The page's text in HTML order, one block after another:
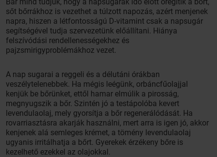
sőt bőrrákhoz is vezethet a túlzott napozás, azért menjenek
napra, hiszen a létfontosságú D-vitamint csak a napsugár
segítségével tudja szervezetünk előállítani. Hiánya
felszívódási rendellenességekhez és
pajzsmirigyproblémákhoz vezet.
A nap sugarai a reggeli és a délutáni órákban
veszélytelenebbek. Ha mégis leégünk, orbáncfűolajjal
kenjük be bőrünket, ettől hamar elmúlik a pirosság,
megnyugszik a bőr. Szintén jó a testápolóba kevert
levendulaolaj, mely gyorsítja a bőr regenerálódását. Ha
rovarriasztásra akarják használni, mert arra is igen jó, akkor
kenjenek alá semleges krémet, a tömény levendulaolaj
ugyanis irritálhatja a bőrt. Gyerekek érzékeny bőre is
kezelhető ezekkel az olajokkal.